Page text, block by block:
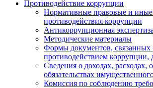
Противодействие коррупции
Нормативные правовые и иные
противодействия коррупции
Антикоррупционная
Методические материалы
Формы документов, связанных
противодействием коррупции,
Сведения о доходах, расходах,
обязательствах
Комиссия по соблюдению